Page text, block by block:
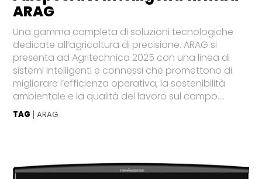
ARAG
Una gamma completa di soluzioni tecnologiche
dedicate all’agricoltura di precisione. ARAG si
presenta ad Agritechnica 2025 con una linea di
sistemi intelligenti e connessi che promettono di
migliorare l’efficienza operativa, la sostenibilità
ambientale e la qualità del lavoro sul campo....
TAG ARAG